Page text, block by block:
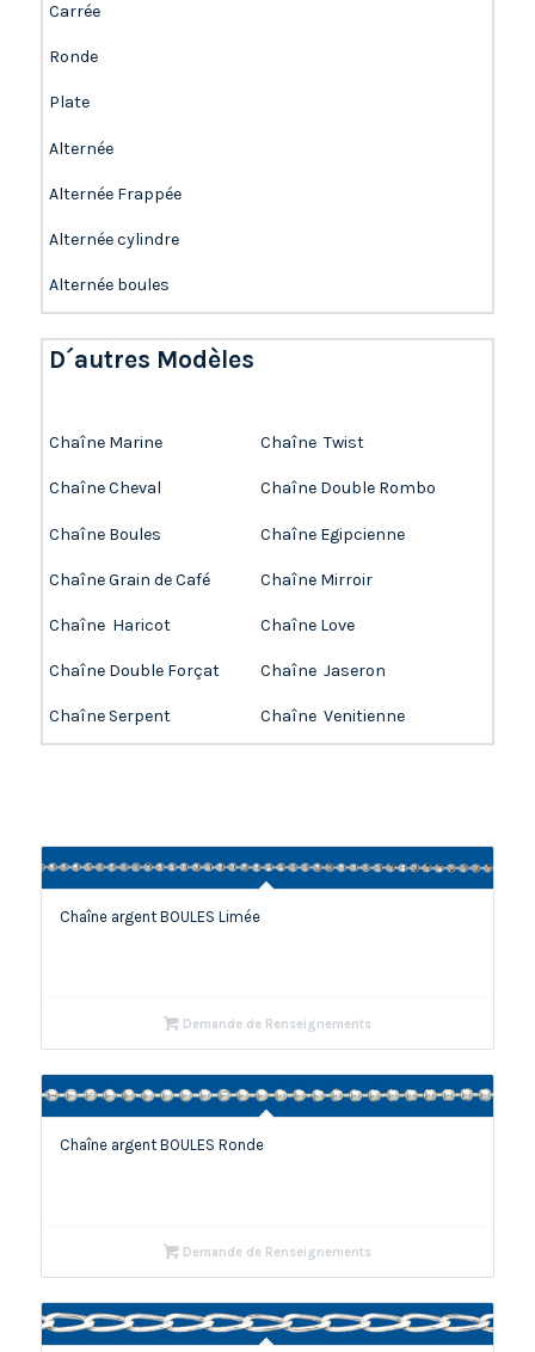
Carrée
Ronde
Plate
Alternée
Alternée Frappée
Alternée cylindre
Alternée boules
D´autres Modèles
Chaîne Marine
Chaîne Cheval
Chaîne Boules
Chaîne Grain de Café
Chaîne Haricot
Chaîne Double Forçat
Chaîne Serpent
Chaîne Twist
Chaîne Double Rombo
Chaîne Egipcienne
Chaîne Mirroir
Chaîne Love
Chaîne Jaseron
Chaîne Venitienne
Chaîne argent BOULES Limée
Demande de Renseignements
Chaîne argent BOULES Ronde
Demande de Renseignements